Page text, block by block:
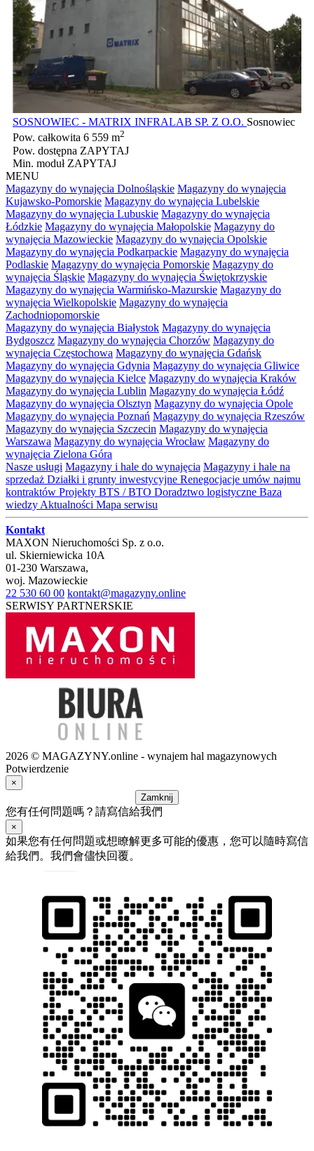
SOSNOWIEC - MATRIX INFRALAB SP. Z O.O. Sosnowiec
Pow. całkowita 6 559 m2
Pow. dostępna ZAPYTAJ
Min. moduł ZAPYTAJ
MENU
Magazyny do wynajęcia Dolnośląskie Magazyny do wynajęcia
Kujawsko-Pomorskie Magazyny do wynajęcia Lubelskie
Magazyny do wynajęcia Lubuskie Magazyny do wynajęcia
Łódzkie Magazyny do wynajęcia Małopolskie Magazyny do
wynajęcia Mazowieckie Magazyny do wynajęcia Opolskie
Magazyny do wynajęcia Podkarpackie Magazyny do wynajęcia
Podlaskie Magazyny do wynajęcia Pomorskie Magazyny do
wynajęcia Śląskie Magazyny do wynajęcia Świętokrzyskie
Magazyny do wynajęcia Warmińsko-Mazurskie Magazyny do
wynajęcia Wielkopolskie Magazyny do wynajęcia
Zachodniopomorskie
Magazyny do wynajęcia Białystok Magazyny do wynajęcia
Bydgoszcz Magazyny do wynajęcia Chorzów Magazyny do
wynajęcia Częstochowa Magazyny do wynajęcia Gdańsk
Magazyny do wynajęcia Gdynia Magazyny do wynajęcia Gliwice
Magazyny do wynajęcia Kielce Magazyny do wynajęcia Kraków
Magazyny do wynajęcia Lublin Magazyny do wynajęcia Łódź
Magazyny do wynajęcia Olsztyn Magazyny do wynajęcia Opole
Magazyny do wynajęcia Poznań Magazyny do wynajęcia Rzeszów
Magazyny do wynajęcia Szczecin Magazyny do wynajęcia
Warszawa Magazyny do wynajęcia Wrocław Magazyny do
wynajęcia Zielona Góra
Nasze usługi Magazyny i hale do wynajęcia Magazyny i hale na
sprzedaż Działki i grunty inwestycyjne Renegocjacje umów najmu
kontraktów Projekty BTS / BTO Doradztwo logistyczne Baza
wiedzy Aktualności Mapa serwisu
Kontakt
MAXON Nieruchomości Sp. z o.o.
ul. Skierniewicka 10A
01-230 Warszawa,
woj. Mazowieckie
22 530 60 00 kontakt@magazyny.online
SERWISY PARTNERSKIE
2026 © MAGAZYNY.online - wynajem hal magazynowych
Potwierdzenie
×
Zamknij
您有任何問題嗎？請寫信給我們
×
如果您有任何問題或想瞭解更多可能的優惠，您可以隨時寫信
給我們。我們會儘快回覆。